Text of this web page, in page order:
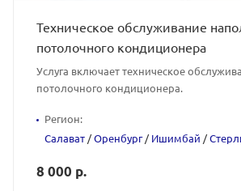
Техническое обслуживание
потолочного кондиционера
Услуга включает техническое
потолочного кондиционера.
Регион:
Салават /Оренбург/Ишимбай /
8 000 р.